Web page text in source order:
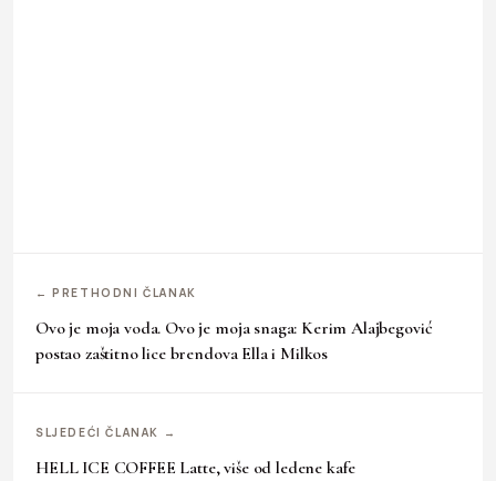
← PRETHODNI ČLANAK
Ovo je moja voda. Ovo je moja snaga: Kerim Alajbegović
postao zaštitno lice brendova Ella i Milkos
SLJEDEĆI ČLANAK →
HELL ICE COFFEE Latte, više od ledene kafe